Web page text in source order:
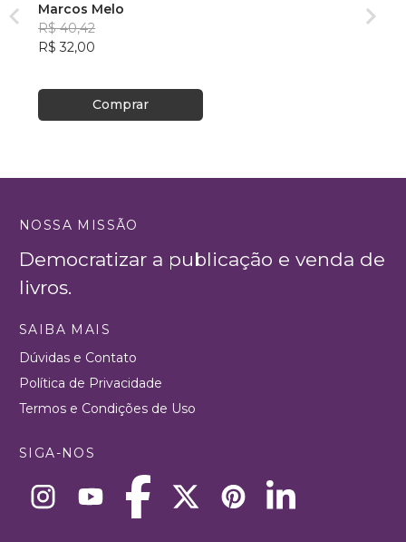
Marcos Melo
R$ 40,42
R$ 32,00
Comprar
NOSSA MISSÃO
Democratizar a publicação e venda de
livros.
SAIBA MAIS
Dúvidas e Contato
Política de Privacidade
Termos e Condições de Uso
SIGA-NOS